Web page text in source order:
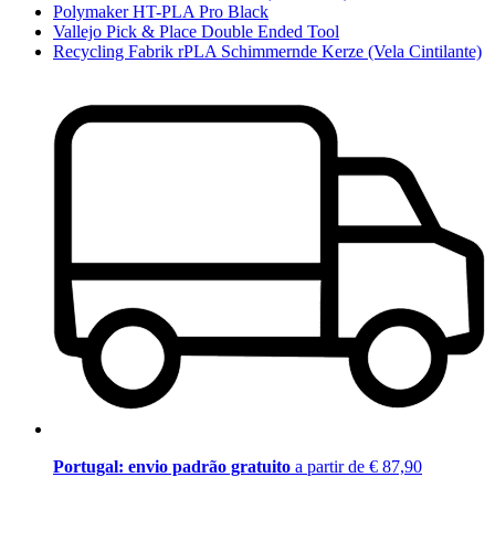
Polymaker HT-PLA Pro Black
Vallejo Pick & Place Double Ended Tool
Recycling Fabrik rPLA Schimmernde Kerze (Vela Cintilante)
Portugal: envio padrão gratuito a partir de € 87,90